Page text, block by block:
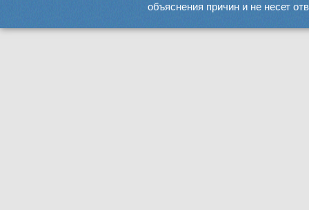
объяснения причин и не несет